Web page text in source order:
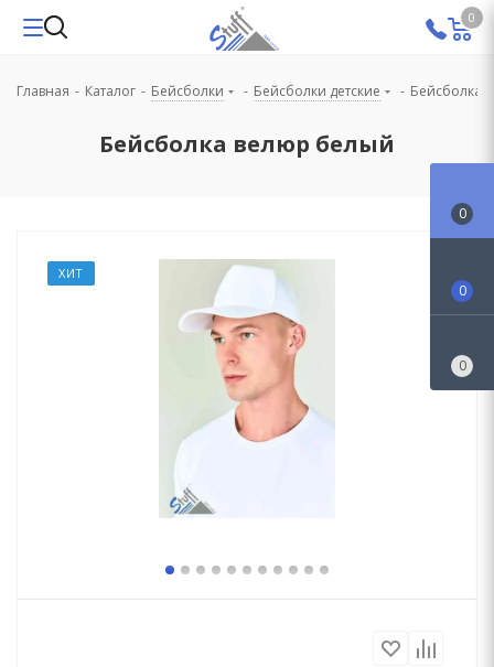
0
Бейсболка велюр белый
Главная - Каталог - Бейсболки - Бейсболки детские - Бейсболка
ХИТ
0
0
0